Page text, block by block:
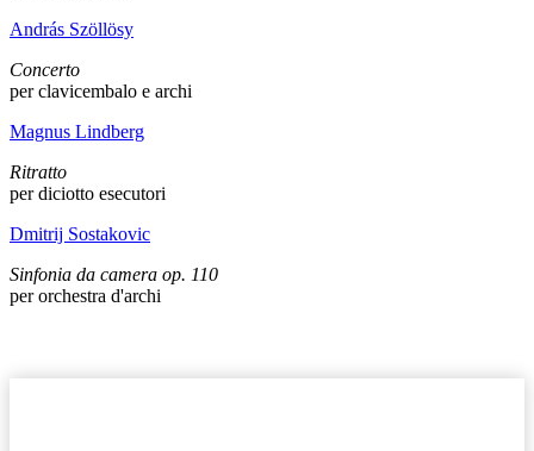
András Szöllösy
Concerto
per clavicembalo e archi
Magnus Lindberg
Ritratto
per diciotto esecutori
Dmitrij Sostakovic
Sinfonia da camera op. 110
per orchestra d'archi